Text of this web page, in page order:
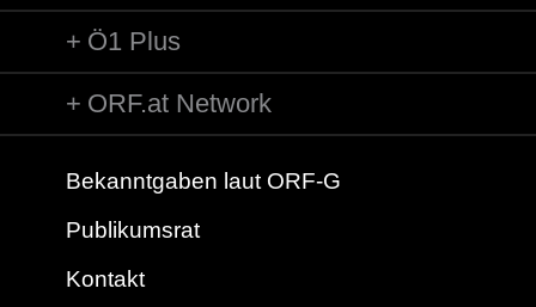
Ö1 Plus
ORF.at Network
Bekanntgaben laut ORF-G
Publikumsrat
Kontakt